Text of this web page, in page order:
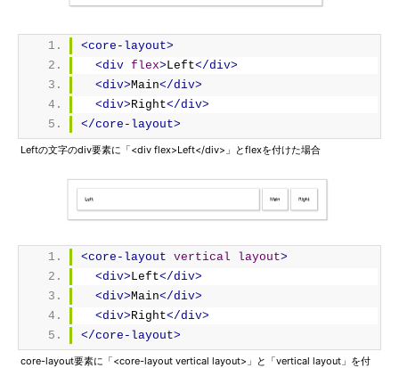
<core-layout>
<div flex>Left</div>
<div>Main</div>
<div>Right</div>
</core-layout>
Leftの文字のdiv要素に「<div flex>Left</div>」とflexを付けた場合
<core-layout vertical layout>
<div>Left</div>
<div>Main</div>
<div>Right</div>
</core-layout>
core-layout要素に「<core-layout vertical layout>」と「vertical layout」を付